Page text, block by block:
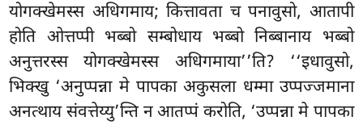
योगक्खेमस्स अधिगमाय; कित्तावता च पनावुसो, आतापी
होति ओत्तप्पी भब्बो सम्बोधाय भब्बो निब्बानाय भब्बो
अनुत्तरस्स योगक्खेमस्स अधिगमाया’’ति? ‘‘इधावुसो,
भिक्खु ‘अनुप्पन्ना मे पापका अकुसला धम्मा उप्पज्जमाना
अनत्थाय संवत्तेय्यु’न्तिन आतप्पं करोति, ‘उप्पन्ना मे पापका